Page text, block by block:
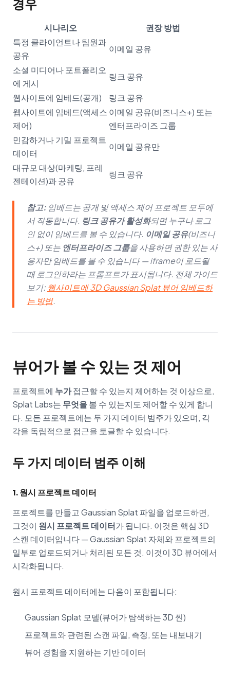
경우
시나리오
권장 방법
특정 클라이언트나 팀원과
공유
이메일 공유
소셜 미디어나 포트폴리오
에 게시
링크 공유
웹사이트에 임베드(공개)
링크 공유
웹사이트에 임베드(액세스
제어)
이메일 공유(비즈니스+) 또는
엔터프라이즈 그룹
민감하거나 기밀 프로젝트
데이터
이메일 공유만
대규모 대상(마케팅, 프레
젠테이션)과 공유
링크 공유
참고: 임베드는 공개 및 액세스 제어 프로젝트 모두에
서 작동합니다. 링크 공유가 활성화되면 누구나 로그
인 없이 임베드를 볼 수 있습니다. 이메일 공유(비즈니
스+) 또는 엔터프라이즈 그룹을 사용하면 권한 있는 사
용자만 임베드를 볼 수 있습니다 — iframe이 로드될
때 로그인하라는 프롬프트가 표시됩니다. 전체 가이드
보기: 웹사이트에 3D Gaussian Splat 뷰어 임베드하
는 방법.
뷰어가 볼 수 있는 것 제어
프로젝트에 누가접근할 수 있는지 제어하는 것 이상으로,
Splat Labs는 무엇을볼 수 있는지도 제어할 수 있게 합니
다. 모든 프로젝트에는 두 가지 데이터 범주가 있으며, 각
각을 독립적으로 접근을 토글할 수 있습니다.
두 가지 데이터 범주 이해
1. 원시 프로젝트 데이터
프로젝트를 만들고 Gaussian Splat 파일을 업로드하면,
그것이 원시 프로젝트 데이터가 됩니다. 이것은 핵심 3D
스캔 데이터입니다 — Gaussian Splat 자체와 프로젝트의
일부로 업로드되거나 처리된 모든 것. 이것이 3D 뷰어에서
시각화됩니다.
원시 프로젝트 데이터에는 다음이 포함됩니다:
Gaussian Splat 모델(뷰어가 탐색하는 3D 씬)
프로젝트와 관련된 스캔 파일, 측정, 또는 내보내기
뷰어 경험을 지원하는 기반 데이터